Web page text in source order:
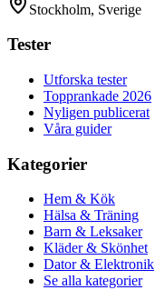
Stockholm, Sverige
Tester
Utforska tester
Topprankade 2026
Nyligen publicerat
Våra guider
Kategorier
Hem & Kök
Hälsa & Träning
Barn & Leksaker
Kläder & Skönhet
Dator & Elektronik
Se alla kategorier